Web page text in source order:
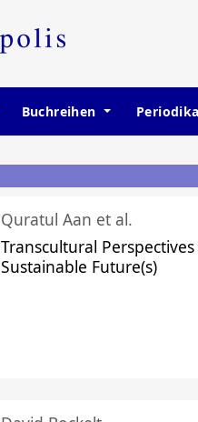
Buchreihen Periodika
Quratul Aan et al.
Transcultural
Sustainable Future(s)